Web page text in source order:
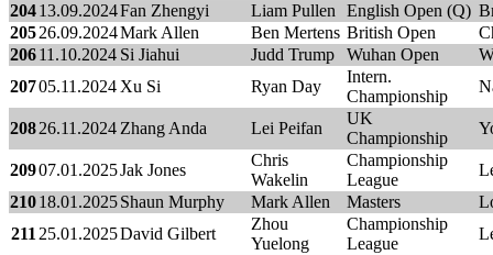
20413.09.2024Fan Zhengyi Liam Pullen English Open (Q)
20526.09.2024Mark Allen Ben Mertens British Open
20611.10.2024 Si Jiahui Judd Trump Wuhan Open
20705.11.2024 Xu Si Ryan Day
Intern.
Championship
20826.11.2024 Zhang Anda Lei Peifan
UK
Championship
20907.01.2025Jak Jones
Chris
Wakelin
Championship
League
21018.01.2025Shaun Murphy Mark Allen Masters
211 25.01.2025David Gilbert
Zhou
Yuelong
Championship
League